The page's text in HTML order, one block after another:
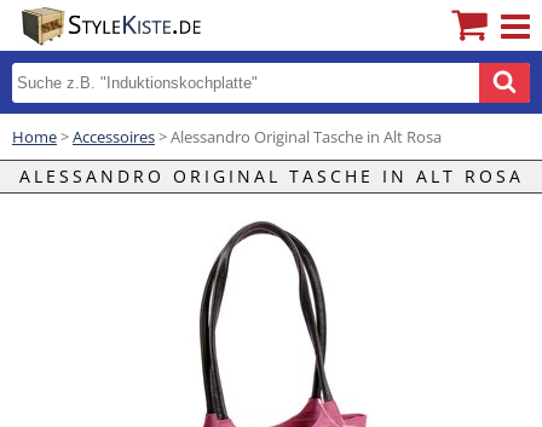
Home>Accessoires> Alessandro Original Tasche in Alt Rosa
ALESSANDRO ORIGINAL TASCHE IN ALT ROSA